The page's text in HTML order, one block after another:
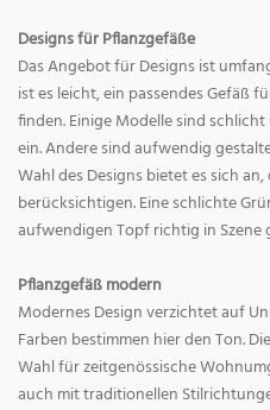
Designs für Pflanzgefäße
Das Angebot für Designs ist
ist es leicht, ein passendes Gefäß
finden. Einige Modelle sind
ein. Andere sind aufwendig
Wahl des Designs bietet es sich
berücksichtigen. Eine schlichte
aufwendigen Topf richtig in Szene
Pflanzgefäß modern
Modernes Design verzichtet auf
Farben bestimmen hier den Ton.
Wahl für zeitgenössische
auch mit traditionellen